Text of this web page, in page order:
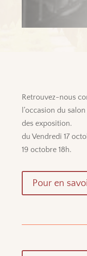
Retrouvez-nous
l’occasion du
des exposition.
du Vendredi 17
19 octobre 18h.
Pour en